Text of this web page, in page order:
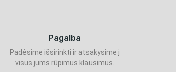
Pagalba
Padėsime išsirinkti ir atsakysime į
visus jums rūpimus klausimus.